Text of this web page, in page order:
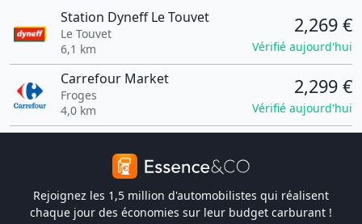
Station Dyneff Le Touvet
Le Touvet
6,1 km
2,269 €
Vérifié aujourd'hui
Carrefour Market
Froges
4,0 km
2,299 €
Vérifié aujourd'hui
Rejoignez les 1,5 million d'automobilistes qui réalisent
chaque jour des économies sur leur budget carburant !